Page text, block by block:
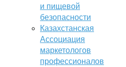
и пищевой
безопасности
Казахстанская
Ассоциация
маркетологов
профессионалов